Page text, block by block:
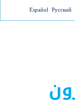
Русский
Español